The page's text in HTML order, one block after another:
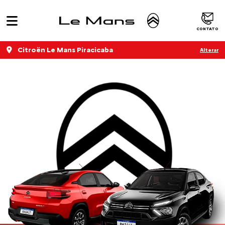
CONTATO
Citroën Le Mans Piracicaba Alterar